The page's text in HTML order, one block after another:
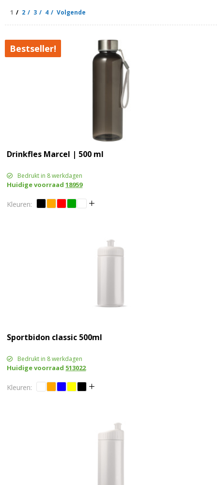
1 2 3 4 Volgende
Bestseller!
Drinkfles Marcel | 500 ml
Bedrukt in 8 werkdagen
Huidige voorraad18959
Sportbidon classic 500ml
Bedrukt in 8 werkdagen
Huidige voorraad 513022